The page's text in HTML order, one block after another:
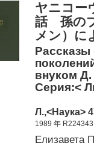
ヤニコー
話 孫の
メン）に
внуком Д.
Серия:<
Л.,<Наука>
1989 年 R224343
Елизавета